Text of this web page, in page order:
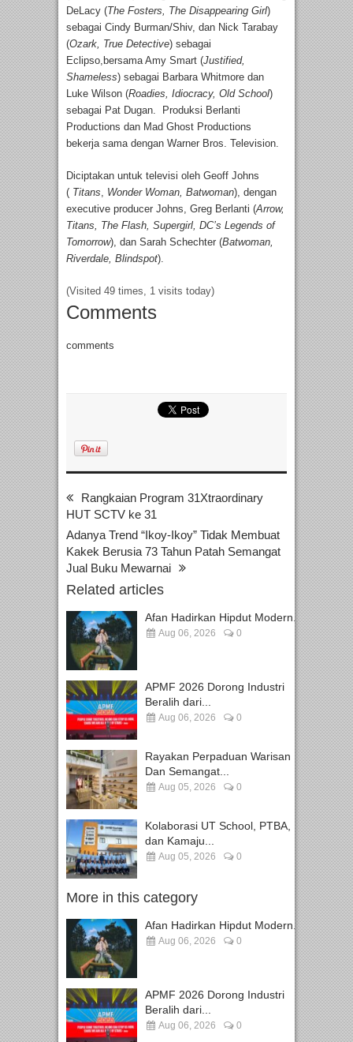
DeLacy (The Fosters, The Disappearing Girl)
sebagai Cindy Burman/Shiv, dan Nick Tarabay
(Ozark, True Detective) sebagai
Eclipso,bersama Amy Smart (Justified,
Shameless) sebagai Barbara Whitmore dan
Luke Wilson (Roadies, Idiocracy, Old School)
sebagai Pat Dugan. Produksi Berlanti
Productions dan Mad Ghost Productions
bekerja sama dengan Warner Bros. Television.
Diciptakan untuk televisi oleh Geoff Johns
( Titans Wonder Woman, Batwoman), dengan
executive producer Johns, Greg Berlanti (Arrow,
Titans, The Flash, Supergirl, DC’s Legends of
Tomorrow), dan Sarah Schechter (Batwoman,
Riverdale, Blindspot).
(Visited 49 times, 1 visits today)
Comments
comments
Rangkaian Program 31Xtraordinary
HUT SCTV ke 31
Adanya Trend “Ikoy-Ikoy” Tidak Membuat
Kakek Berusia 73 Tahun Patah Semangat
Jual Buku Mewarnai
Related articles
Afan Hadirkan Hipdut Modern...
Aug 06, 2026 0
APMF 2026 Dorong Industri
Beralih dari...
Aug 06, 2026 0
Rayakan Perpaduan Warisan
Dan Semangat...
Aug 05, 2026 0
Kolaborasi UT School, PTBA,
dan Kamaju...
Aug 05, 2026 0
More in this category
Afan Hadirkan Hipdut Modern...
Aug 06, 2026 0
APMF 2026 Dorong Industri
Beralih dari...
Aug 06, 2026 0